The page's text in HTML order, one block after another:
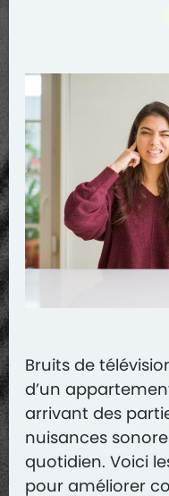
Bruits de
d’un
arrivant des
nuisances
quotidien. Voici
pour améliorer